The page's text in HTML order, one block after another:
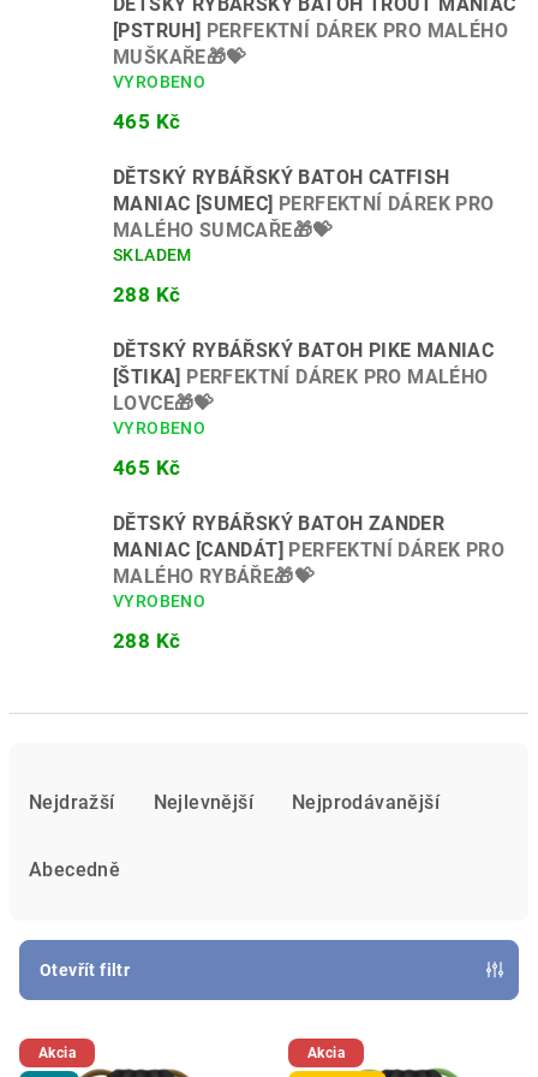
[PSTRUH] PERFEKTNÍ DÁREK PRO MALÉHO
MUŠKAŘE🎁💝
VYROBENO
465 Kč
DĚTSKÝ RYBÁŘSKÝ BATOH CATFISH
MANIAC [SUMEC] PERFEKTNÍ DÁREK PRO
MALÉHO SUMCAŘE🎁💝
SKLADEM
288 Kč
DĚTSKÝ RYBÁŘSKÝ BATOH PIKE MANIAC
[ŠTIKA] PERFEKTNÍ DÁREK PRO MALÉHO
LOVCE🎁💝
VYROBENO
465 Kč
DĚTSKÝ RYBÁŘSKÝ BATOH ZANDER
MANIAC [CANDÁT] PERFEKTNÍ DÁREK PRO
MALÉHO RYBÁŘE🎁💝
VYROBENO
288 Kč
r
o
Nejdražší Nejlevnější Nejprodávanější
Abecedně
Otevřít filtr
V
ý
Akcia
Akcia